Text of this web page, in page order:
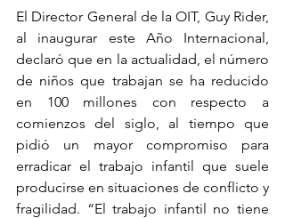
El Director General de la OIT, Guy Rider,
al inaugurar este Año Internacional,
declaró que en la actualidad, el número
de niños que trabajan se ha reducido
en 100 millones con respecto a
comienzos del siglo, al tiempo que
pidió un mayor compromiso para
erradicar el trabajo infantil que suele
producirse en situaciones de conflicto y
fragilidad. “El trabajo infantil no tiene